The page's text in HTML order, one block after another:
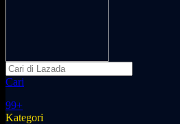
Cari
99+
Kategori